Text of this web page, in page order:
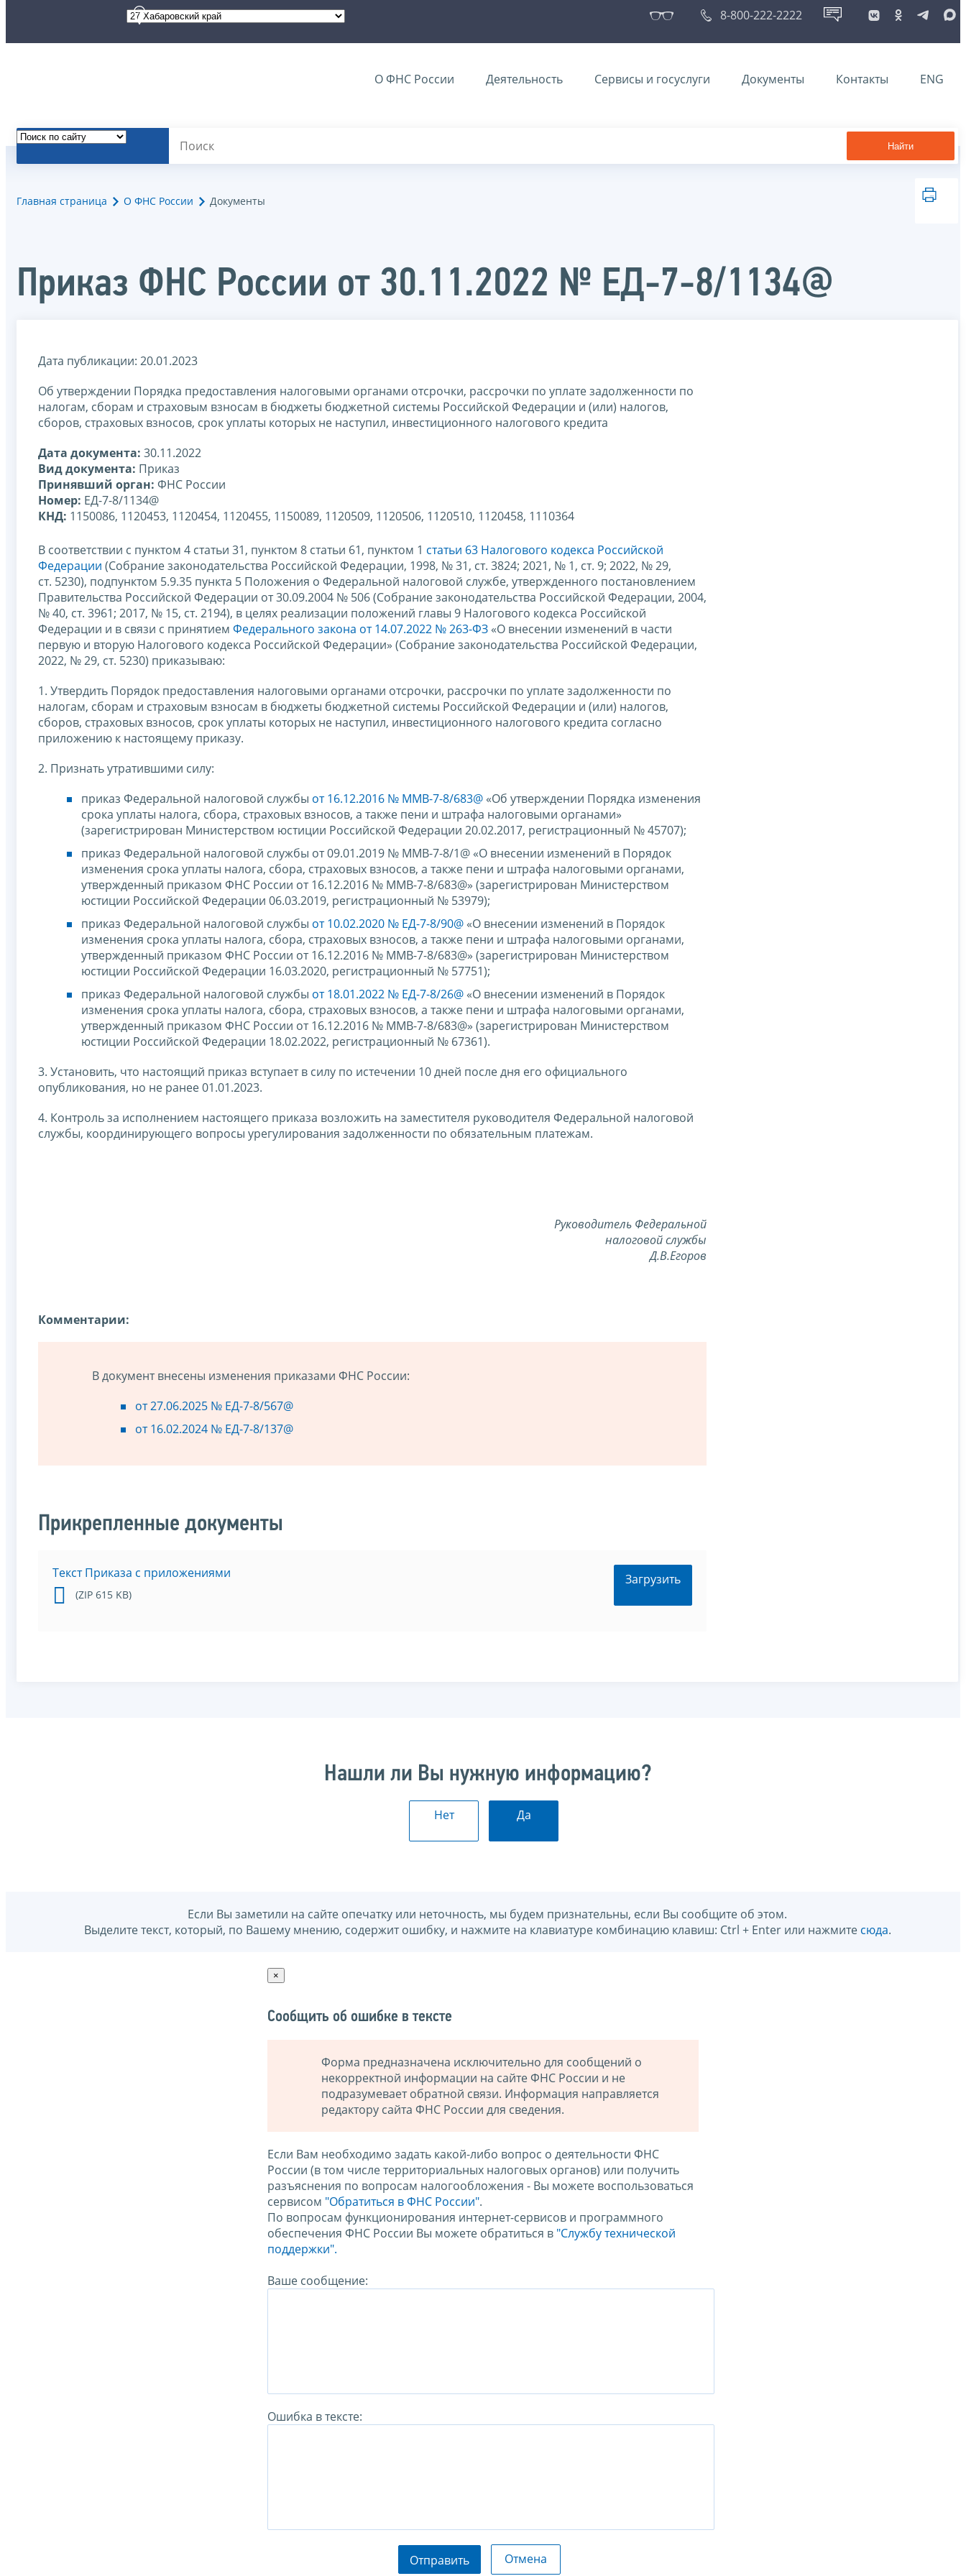
8-800-222-2222
О ФНС России Деятельность Сервисы и госуслуги Документы Контакты ENG
Найти
Главная страница О ФНС России Документы
Приказ ФНС России от 30.11.2022 № ЕД-7-8/1134@
Дата публикации: 20.01.2023
Об утверждении Порядка предоставления налоговыми органами отсрочки, рассрочки по уплате задолженности по
налогам, сборам и страховым взносам в бюджеты бюджетной системы Российской Федерации и (или) налогов,
сборов, страховых взносов, срок уплаты которых не наступил, инвестиционного налогового кредита
Дата документа: 30.11.2022
Вид документа: Приказ
Принявший орган: ФНС России
Номер: ЕД-7-8/1134@
КНД: 1150086, 1120453, 1120454, 1120455, 1150089, 1120509, 1120506, 1120510, 1120458, 1110364
В соответствии с пунктом 4 статьи 31, пунктом 8 статьи 61, пунктом 1 статьи 63 Налогового кодекса Российской
Федерации (Собрание законодательства Российской Федерации, 1998, № 31, ст. 3824; 2021, № 1, ст. 9; 2022, № 29,
ст. 5230), подпунктом 5.9.35 пункта 5 Положения о Федеральной налоговой службе, утвержденного постановлением
Правительства Российской Федерации от 30.09.2004 № 506 (Собрание законодательства Российской Федерации, 2004,
№ 40, ст. 3961; 2017, № 15, ст. 2194), в целях реализации положений главы 9 Налогового кодекса Российской
Федерации и в связи с принятием Федерального закона от 14.07.2022 № 263-ФЗ «О внесении изменений в части
первую и вторую Налогового кодекса Российской Федерации» (Собрание законодательства Российской Федерации,
2022, № 29, ст. 5230) приказываю:
1. Утвердить Порядок предоставления налоговыми органами отсрочки, рассрочки по уплате задолженности по
налогам, сборам и страховым взносам в бюджеты бюджетной системы Российской Федерации и (или) налогов,
сборов, страховых взносов, срок уплаты которых не наступил, инвестиционного налогового кредита согласно
приложению к настоящему приказу.
2. Признать утратившими силу:
приказ Федеральной налоговой службы от 16.12.2016 № ММВ-7-8/683@ «Об утверждении Порядка изменения
срока уплаты налога, сбора, страховых взносов, а также пени и штрафа налоговыми органами»
(зарегистрирован Министерством юстиции Российской Федерации 20.02.2017, регистрационный № 45707);
приказ Федеральной налоговой службы от 09.01.2019 № ММВ-7-8/1@ «О внесении изменений в Порядок
изменения срока уплаты налога, сбора, страховых взносов, а также пени и штрафа налоговыми органами,
утвержденный приказом ФНС России от 16.12.2016 № ММВ-7-8/683@» (зарегистрирован Министерством
юстиции Российской Федерации 06.03.2019, регистрационный № 53979);
приказ Федеральной налоговой службы от 10.02.2020 № ЕД-7-8/90@ «О внесении изменений в Порядок
изменения срока уплаты налога, сбора, страховых взносов, а также пени и штрафа налоговыми органами,
утвержденный приказом ФНС России от 16.12.2016 № ММВ-7-8/683@» (зарегистрирован Министерством
юстиции Российской Федерации 16.03.2020, регистрационный № 57751);
приказ Федеральной налоговой службы от 18.01.2022 № ЕД-7-8/26@ «О внесении изменений в Порядок
изменения срока уплаты налога, сбора, страховых взносов, а также пени и штрафа налоговыми органами,
утвержденный приказом ФНС России от 16.12.2016 № ММВ-7-8/683@» (зарегистрирован Министерством
юстиции Российской Федерации 18.02.2022, регистрационный № 67361).
3. Установить, что настоящий приказ вступает в силу по истечении 10 дней после дня его официального
опубликования, но не ранее 01.01.2023.
4. Контроль за исполнением настоящего приказа возложить на заместителя руководителя Федеральной налоговой
службы, координирующего вопросы урегулирования задолженности по обязательным платежам.
Руководитель Федеральной
налоговой службы
Д.В.Егоров
Комментарии:
В документ внесены изменения приказами ФНС России:
от 27.06.2025 № ЕД-7-8/567@
от 16.02.2024 № ЕД-7-8/137@
Прикрепленные документы
Текст Приказа с приложениями
(ZIP 615 KB)
Загрузить
Нашли ли Вы нужную информацию?
Нет Да
Если Вы заметили на сайте опечатку или неточность, мы будем признательны, если Вы сообщите об этом.
Выделите текст, который, по Вашему мнению, содержит ошибку, и нажмите на клавиатуре комбинацию клавиш: Ctrl + Enter или нажмите сюда.
×
Сообщить об ошибке в тексте
Форма предназначена исключительно для сообщений о
некорректной информации на сайте ФНС России и не
подразумевает обратной связи. Информация направляется
редактору сайта ФНС России для сведения.
Если Вам необходимо задать какой-либо вопрос о деятельности ФНС
России (в том числе территориальных налоговых органов) или получить
разъяснения по вопросам налогообложения - Вы можете воспользоваться
сервисом "Обратиться в ФНС России".
По вопросам функционирования интернет-сервисов и программного
обеспечения ФНС России Вы можете обратиться в "Службу технической
поддержки".
Ваше сообщение:
Ошибка в тексте:
Отправить Отмена